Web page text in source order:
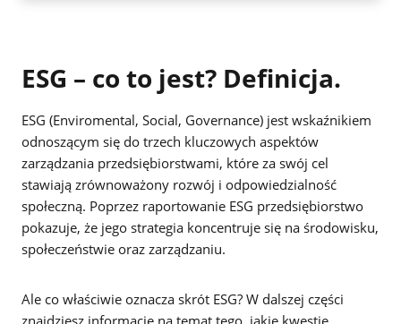
ESG – co to jest? Definicja.
ESG (Enviromental, Social, Governance) jest wskaźnikiem
odnoszącym się do trzech kluczowych aspektów
zarządzania przedsiębiorstwami, które za swój cel
stawiają zrównoważony rozwój i odpowiedzialność
społeczną. Poprzez raportowanie ESG przedsiębiorstwo
pokazuje, że jego strategia koncentruje się na środowisku,
społeczeństwie oraz zarządzaniu.
Ale co właściwie oznacza skrót ESG? W dalszej części
znajdziesz informacje na temat tego, jakie kwestie